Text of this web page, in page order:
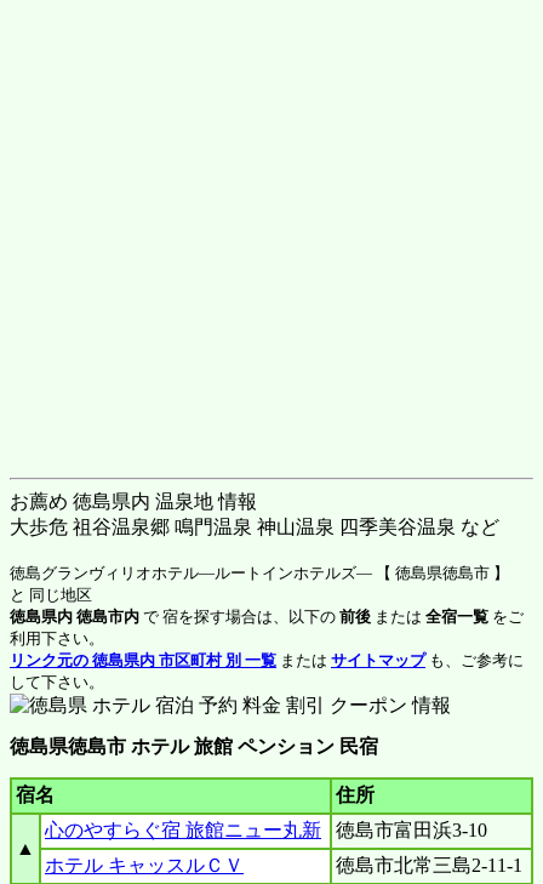
お薦め 徳島県内 温泉地 情報
大歩危 祖谷温泉郷 鳴門温泉 神山温泉 四季美谷温泉 など
徳島グランヴィリオホテル―ルートインホテルズ― 【 徳島県徳島市 】
と 同じ地区
徳島県内 徳島市内 で 宿を探す場合は、以下の 前後 または 全宿一覧 をご
利用下さい。
リンク元の 徳島県内 市区町村 別 一覧 または サイトマップも、ご参考に
して下さい。
徳島県徳島市 ホテル 旅館 ペンション 民宿
宿名 住所
▲
心のやすらぐ宿 旅館ニュー丸新
徳島市富田浜3-10
ホテル キャッスルＣＶ
徳島市北常三島2-11-1